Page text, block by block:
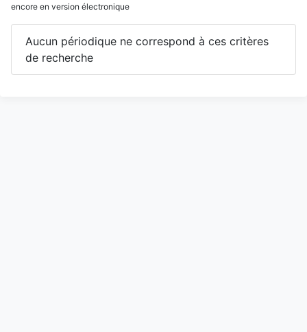
encore en version électronique
Aucun périodique ne correspond à ces critères
de recherche